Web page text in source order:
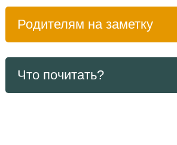
Родителям на заметку
Что почитать?